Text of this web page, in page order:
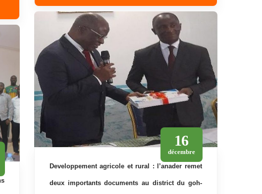
16
décembre
developpement agricole et rural : l’anader remet
deux importants documents au district du goh-